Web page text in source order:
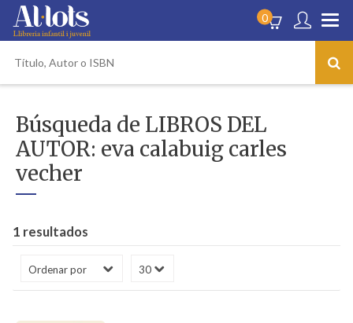
0
Búsqueda de LIBROS DEL
AUTOR: eva calabuig carles
vecher
1 resultados